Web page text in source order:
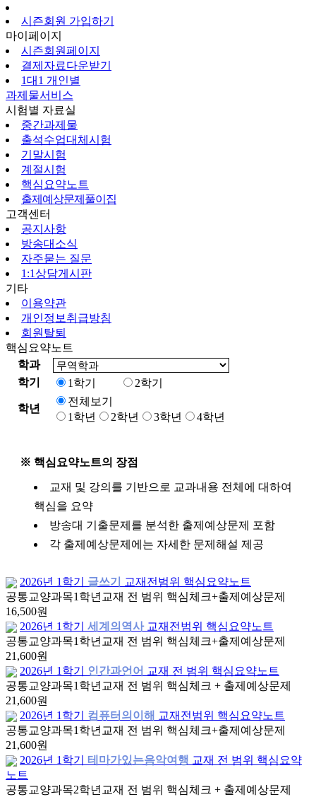
시즌회원 가입하기
마이페이지
시즌회원페이지
결제자료다운받기
1대1 개인별
과제물서비스
시험별 자료실
중간과제물
출석수업대체시험
기말시험
계절시험
핵심요약노트
출제예상문제풀이집
고객센터
공지사항
방송대소식
자주묻는 질문
1:1상담게시판
기타
이용약관
개인정보취급방침
회원탈퇴
핵심요약노트
학과
학기
1학기 2학기
학년
전체보기
1학년
2학년 3학년 4학년
※ 핵심요약노트의 장점
교재 및 강의를 기반으로 교과내용 전체에 대하여
핵심을 요약
방송대 기출문제를 분석한 출제예상문제 포함
각 출제예상문제에는 자세한 문제해설 제공
2026년 1학기 글쓰기
교재전범위 핵심요약노트
공통교양과목1학년 교재 전 범위 핵심체크+출제예상문제
16,500원
2026년 1학기
세계의역사 교재전범위 핵심요약노트
공통교양과목1학년 교재 전 범위 핵심체크+출제예상문제
21,600원
2026년 1학기
인간과언어 교재 전 범위 핵심요약노트
공통교양과목1학년 교재 전 범위 핵심체크 + 출제예상문제
21,600원
2026년 1학기
컴퓨터의이해 교재전범위 핵심요약노트
공통교양과목1학년 교재 전 범위 핵심체크+출제예상문제
21,600원
2026년 1학기
테마가있는음악여행 교재 전 범위 핵심요약
노트
공통교양과목2학년 교재 전 범위 핵심체크 + 출제예상문제